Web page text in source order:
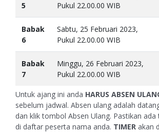
5
Pukul 22.00.00 WIB
Babak
6
Sabtu, 25 Februari 2023,
Pukul 22.00.00 WIB
Babak
7
Minggu, 26 Februari 2023,
Pukul 22.00.00 WIB
Untuk ajang ini anda HARUS ABSEN
sebelum jadwal. Absen ulang adalah
dan klik tombol Absen Ulang. Pastikan
di daftar peserta nama anda. TIMER akan